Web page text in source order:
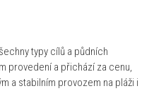
typy cílů a půdních
provedení a přichází za cenu,
a stabilním provozem na pláži i